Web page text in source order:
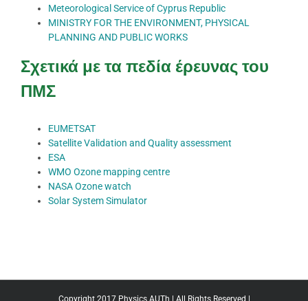
Meteorological Service of Cyprus Republic
MINISTRY FOR THE ENVIRONMENT, PHYSICAL
PLANNING AND PUBLIC WORKS
Σχετικά με τα πεδία έρευνας του
ΠΜΣ
EUMETSAT
Satellite Validation and Quality assessment
ESA
WMO Ozone mapping centre
NASA Ozone watch
Solar System Simulator
Copyright 2017 Physics AUTh | All Rights Reserved |